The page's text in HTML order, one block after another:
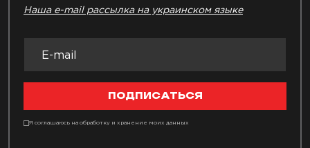
Наша e-mail рассылка на украинском языке
ПОДПИСАТЬСЯ
Я соглашаюсь на обработку и хранение моих данных